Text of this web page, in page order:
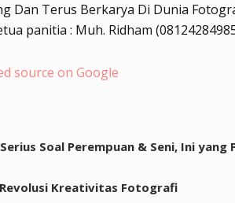
Dan Terus Berkarya Di Dunia
panitia : Muh. Ridham
source on Google
Soal Perempuan & Seni, Ini yang
Kreativitas Fotografi